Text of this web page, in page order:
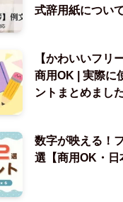
式辞用紙につい
【かわいいフリ
商用OK | 実際に
ントまとめまし
数字が映える！
選【商用OK・日